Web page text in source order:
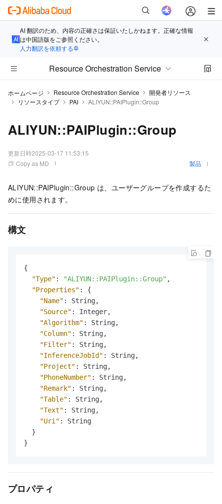
AI 翻訳のため、内容の正確さは保証いたしかねます。正確な情報
は中国語版をご参照ください。
人力翻訳を依頼する
Resource Orchestration Service
ホームページ Resource Orchestration Service
開発者リソース
リソースタイプ
PAI ALIYUN::PAIPlugin::Group
ALIYUN::PAIPlugin::Group
更新日時2025-03-17 11:53:15
Copy as MD
製品
ALIYUN::PAIPlugin::Group は、ユーザーグループを作成するた
めに使用されます。
構文
{
"Type" : "ALIYUN::PAIPlugin::Group" ,
"Properties" :
{
"Name" : String,
"Source" : Integer,
"Algorithm" : String,
"Column" : String,
"Filter" : String,
"InferenceJobId" : String,
"Project" : String,
"PhoneNumber" : String,
"Remark" : String,
"Table" : String,
"Text" : String,
"Uri" :
String
}
}
プロパティ